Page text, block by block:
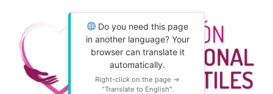
Do you need this page
in another language? Your
browser can translate it
automatically.
Right-click on the page →
"Translate to English".